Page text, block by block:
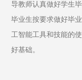
导教师认真做好学生
毕业生按要求做好毕
工智能工具和技能的
好基础。